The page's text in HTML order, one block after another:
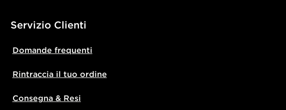
Servizio Clienti
Domande frequenti
Rintraccia il tuo ordine
Consegna & Resi